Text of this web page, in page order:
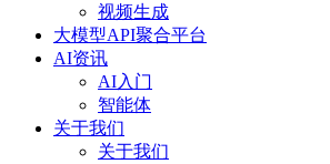
视频生成
大模型API聚合平台
AI资讯
AI入门
智能体
关于我们
关于我们